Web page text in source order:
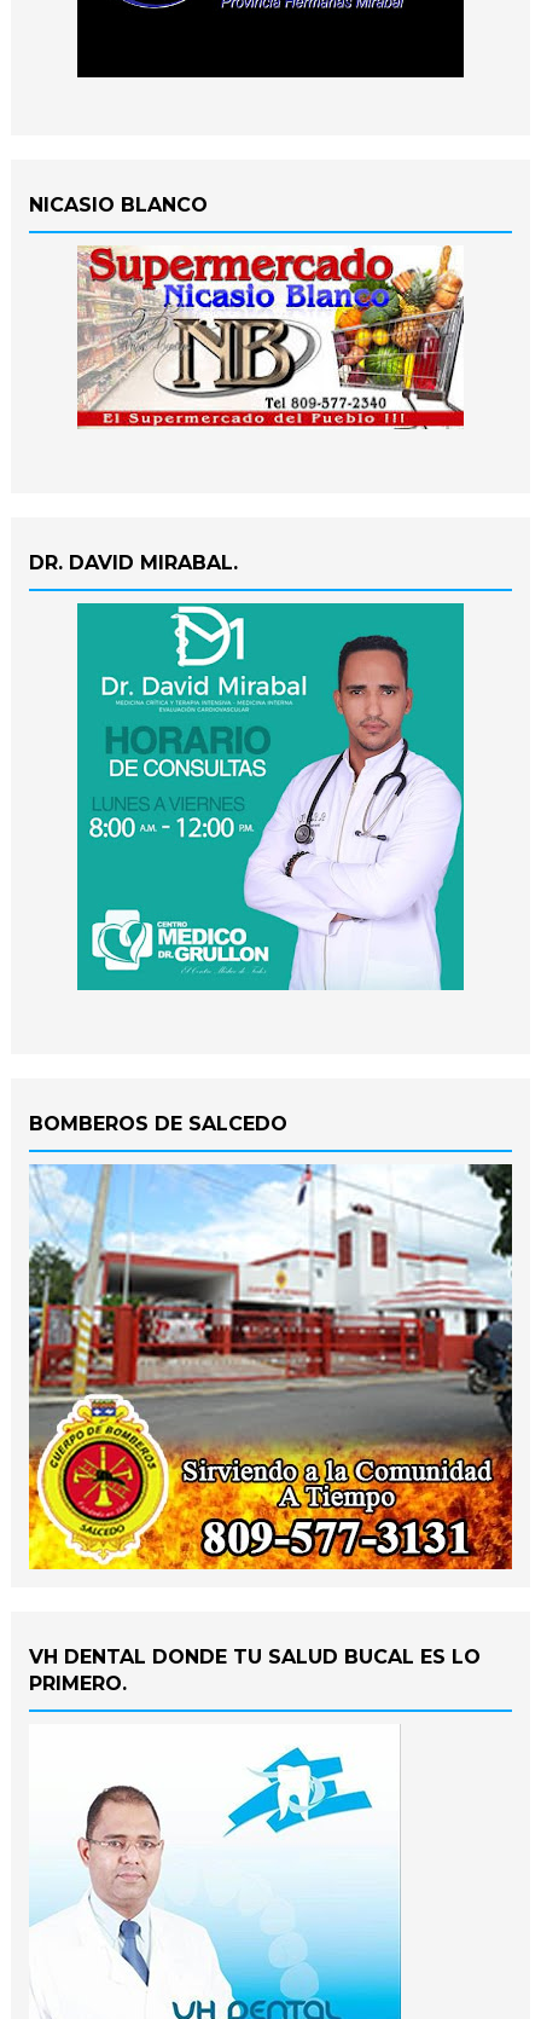
NICASIO BLANCO
DR. DAVID MIRABAL.
BOMBEROS DE SALCEDO
VH DENTAL DONDE TU SALUD BUCAL ES LO
PRIMERO.